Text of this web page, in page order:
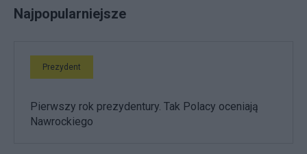
Najpopularniejsze
Prezydent
Pierwszy rok prezydentury. Tak Polacy oceniają
Nawrockiego